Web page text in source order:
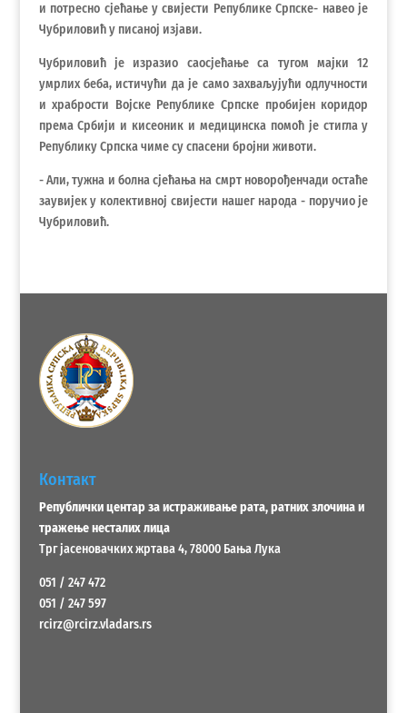
и потресно сјећање у свијести Републике Српске- навео је
Чубриловић у писаној изјави.
Чубриловић је изразио саосјећање са тугом мајки 12
умрлих беба, истичући да је само захваљујући одлучности
и храбрости Војске Републике Српске пробијен коридор
према Србији и кисеоник и медицинска помоћ је стигла у
Републику Српска чиме су спасени бројни животи.
- Али, тужна и болна сјећања на смрт новорођенчади остаће
заувијек у колективној свијести нашег народа - поручио је
Чубриловић.
Контакт
Републички центар за истраживање рата, ратних злочина и
тражење несталих лица
Трг јасеновачких жртава 4, 78000 Бања Лука
051 / 247 472
051 / 247 597
rcirz@rcirz.vladars.rs